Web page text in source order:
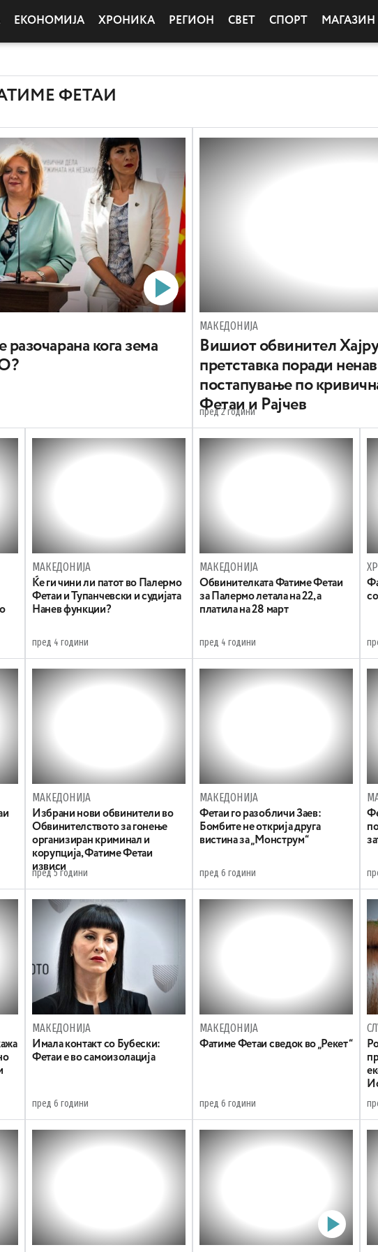
ЕКОНОМИЈА ХРОНИКА РЕГИОН СВЕТ СПОРТ МАГАЗИН
ФЕТАИ
кога зема
МАКЕДОНИЈА
Вишиот обвинител
претставка поради
постапување по
Фетаи и Рајчев
пред 2 години
МАКЕДОНИЈА
Ќе ги чини ли патот во Палермо
Фетаи и Тупанчевски и судијата
Нанев функции?
пред 4 години
МАКЕДОНИЈА
Обвинителката Фатиме Фетаи
за Палермо летала на 22, а
платила на 28 март
пред 4 години
МАКЕДОНИЈА
Избрани нови обвинители во
Обвинителството за гонење
организиран криминал и
корупција, Фатиме Фетаи
извиси
пред 5 години
МАКЕДОНИЈА
Фетаи го разобличи Заев:
Бомбите не открија друга
вистина за „Монструм“
пред 6 години
МАКЕДОНИЈА
Имала контакт со Бубески:
Фетаи е во самоизолација
пред 6 години
МАКЕДОНИЈА
Фатиме Фетаи сведок во „Рекет“
пред 6 години